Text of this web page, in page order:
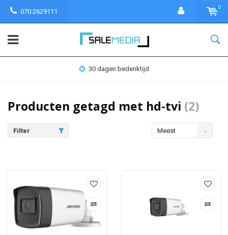
070 2629111
0
30 dagen bedenktijd
Producten getagd met hd-tvi (2)
Filter
Meest